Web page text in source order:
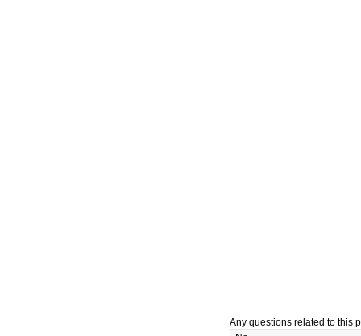
Any questions related to this